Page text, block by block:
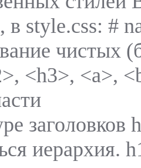
в style.css: #
чистых
<h3>, <a>,
заголовков
иерархия.